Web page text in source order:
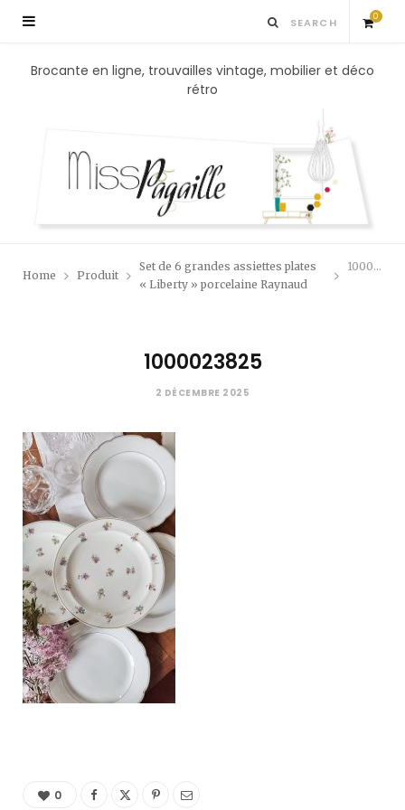
0
S
p
Brocante en ligne, trouvailles vintage, mobilier et déco
rétro
Home Produit
Set de 6 grandes assiettes plates
« Liberty » porcelaine Raynaud
1000023825
1000023825
2 DÉCEMBRE 2025
0